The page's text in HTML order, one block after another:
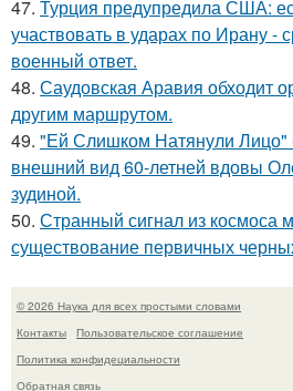
47. Турция предупредила США:
участвовать в ударах по Ирану -
военный ответ.
48. Саудовская Аравия обходит
другим маршрутом.
49. "Ей Слишком Натянули Лицо"
внешний вид 60-летней вдовы
зудиной.
50. Странный сигнал из космоса
существование первичных
© 2026 Наука для всех простыми словами
Контакты
Пользовательское соглашение
Политика конфидециальности
Обратная связь